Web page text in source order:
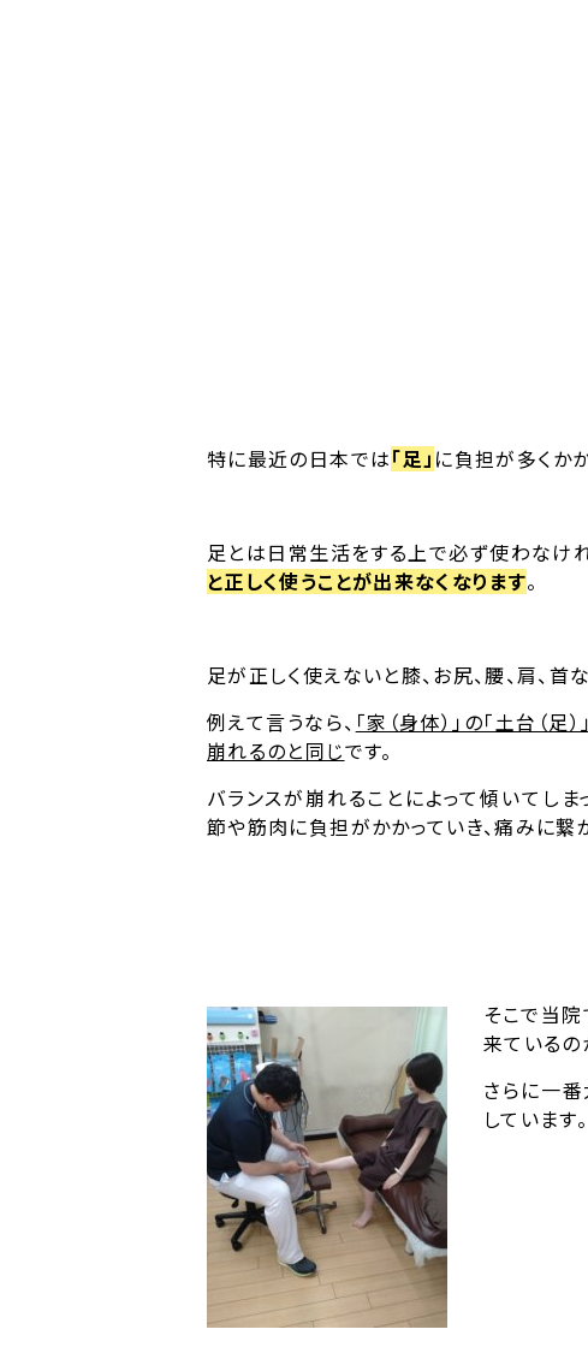
特に最近の日本では「足」 に負担が多くか
足とは日常生活をする上で必ず使わなけ
と正しく使うことが出来なくなります。
足が正しく使えないと膝、お尻、腰、肩、
例えて言うなら、 「家（身体）」の「土台（
崩れるのと同じです。
バランスが崩れることによって傾いてし
節や筋肉に負担がかかっていき、痛みに繋
そこで当
来ているの
さらに一
しています。